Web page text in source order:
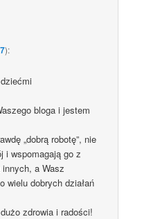
):
bloga i jestem
„dobrą robotę”, nie
i wspomagają go z
a Wasz
wielu dobrych działań
zdrowia i radości!